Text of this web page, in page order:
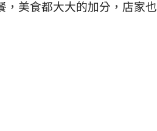
美食都大大的加分，店家